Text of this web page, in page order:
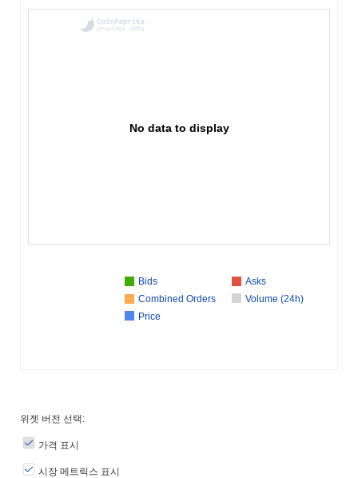
No data to display
Bids
Asks
Combined Orders
Volume (24h)
Price
위젯 버전 선택:
가격 표시
시장 메트릭스 표시